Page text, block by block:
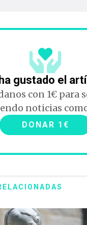
gustado el
con 1€ para
noticias
DONAR 1€